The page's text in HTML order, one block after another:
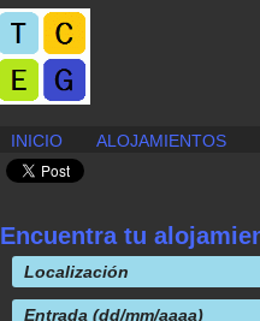
Publicar
anuncio
gratis
INICIO ALOJAMIENTOS
Encuentra tu